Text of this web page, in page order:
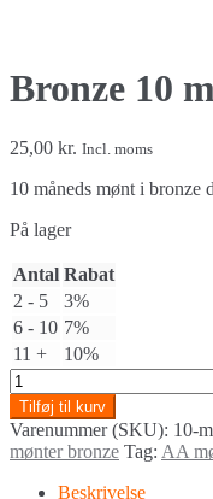
Bronze 10
25,00 kr. Incl. moms
10 måneds mønt i bronze
På lager
Antal Rabat
2 - 5
3%
6 - 10 7%
11 +
10%
Bronze
10
måneders
mønt
quantity
Tilføj til kurv
Varenummer (SKU): 10-
mønter bronze Tag: AA
Beskrivelse